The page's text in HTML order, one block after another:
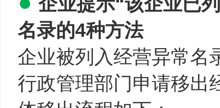
名录的4种方法
企业被列入经营异常名
行政管理部门申请移出